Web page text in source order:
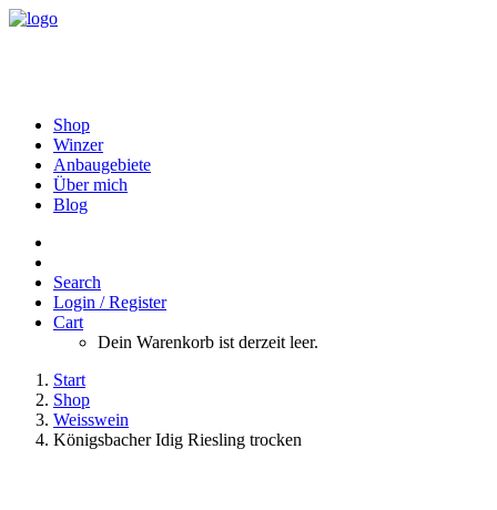
Shop
Winzer
Anbaugebiete
Über mich
Blog
Search
Login / Register
Cart
Dein Warenkorb ist derzeit leer.
Start
Shop
Weisswein
Königsbacher Idig Riesling trocken